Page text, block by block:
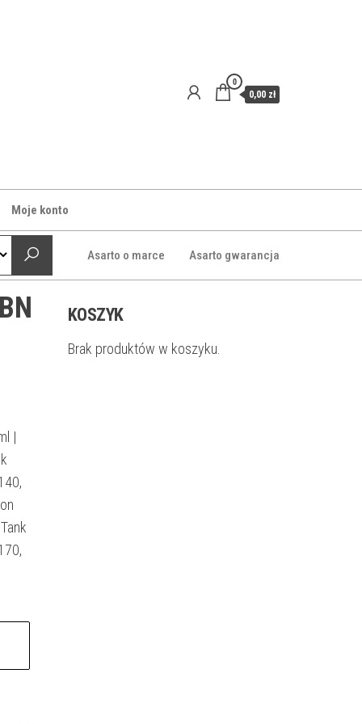
0
0,00 zł
Moje konto
Asarto o marce Asarto gwarancja
|
KOSZYK
Brak produktów w koszyku.